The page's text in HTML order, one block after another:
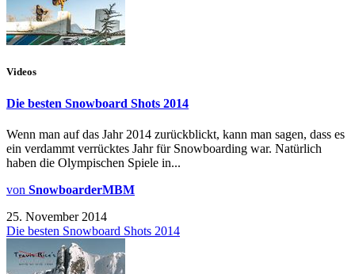
Videos
Die besten Snowboard Shots 2014
Wenn man auf das Jahr 2014 zurückblickt, kann man sagen, dass es
ein verdammt verrücktes Jahr für Snowboarding war. Natürlich
haben die Olympischen Spiele in...
von SnowboarderMBM
25. November 2014
Die besten Snowboard Shots 2014